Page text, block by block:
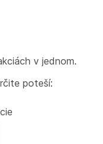
v jednom.
poteší: